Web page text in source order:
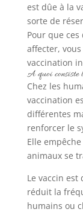
est dûe à la
sorte de
Pour que
affecter,
vaccination
A quoi consiste
Chez les
vaccination
différentes
renforcer le
Elle
animaux se
Le vaccin est
réduit la
humains ou